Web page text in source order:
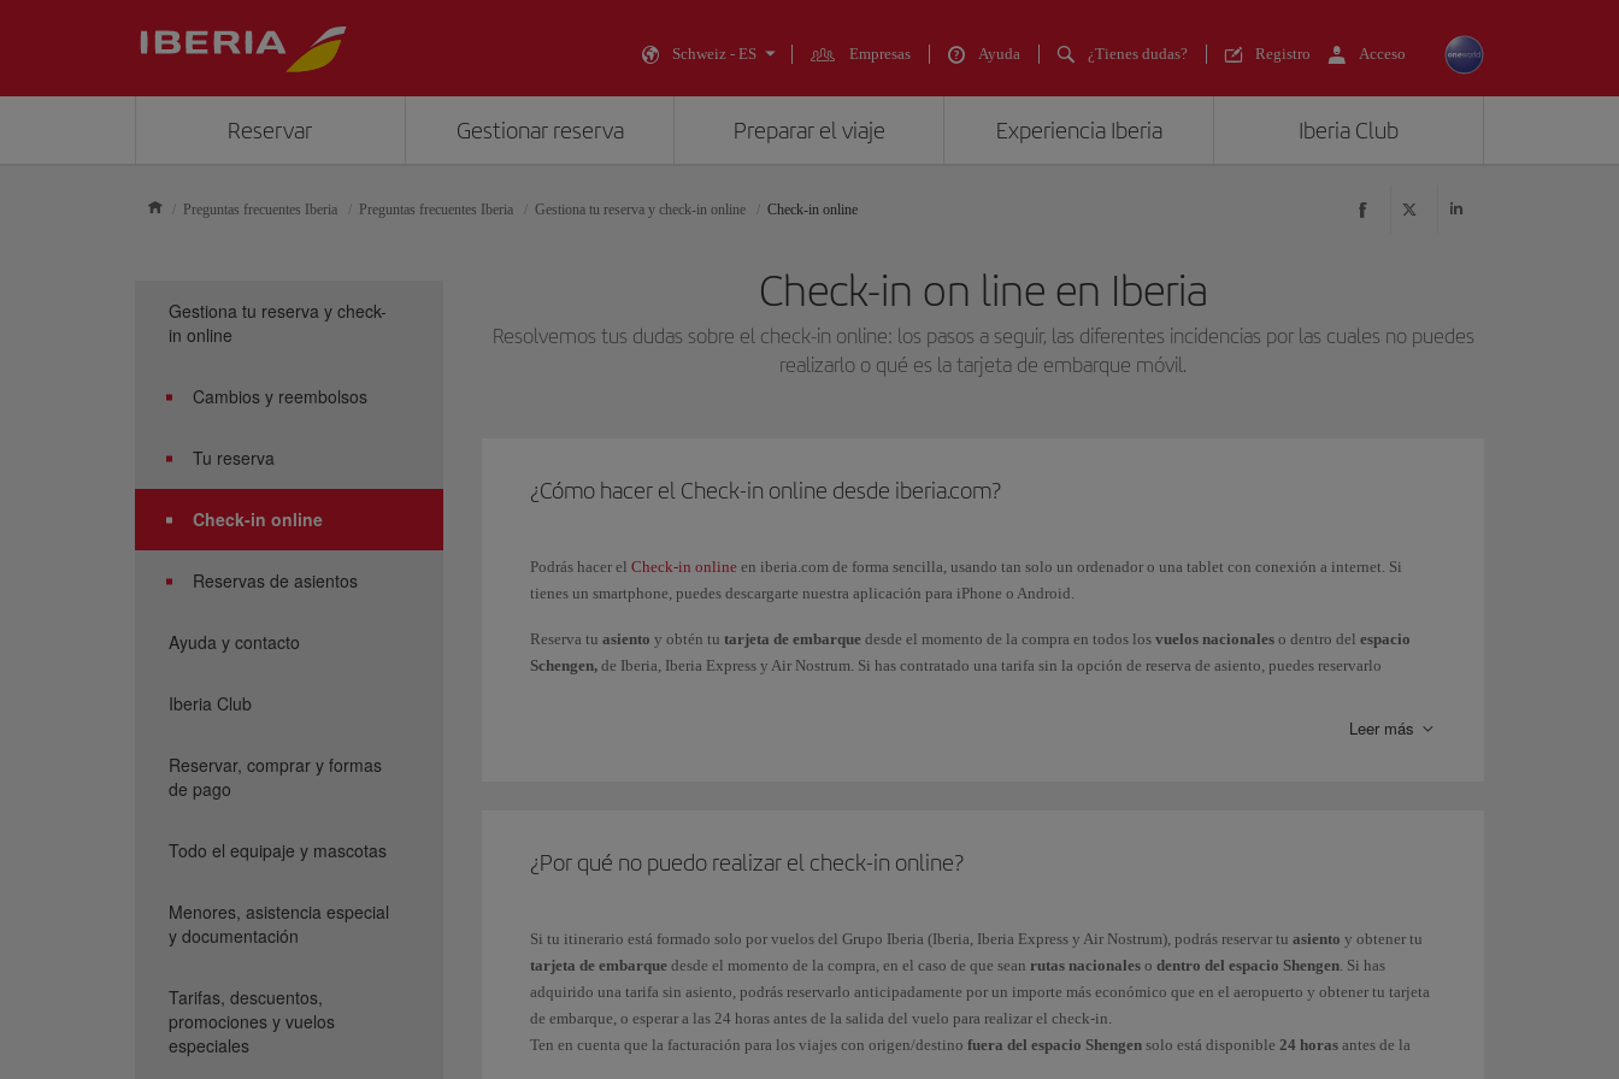
Schweiz - ES Empresas Ayuda ¿Tienes dudas? Registro Acceso
Reservar Gestionar reserva Preparar el viaje Experiencia Iberia Iberia Club
Preguntas frecuentes Iberia Preguntas frecuentes Iberia Gestiona tu reserva y check-in online Check-in online
Check-in on line en Iberia
Resolvemos tus dudas sobre el check-in online: los pasos a seguir, las diferentes incidencias por las cuales no puedes
realizarlo o qué es la tarjeta de embarque móvil.
¿Cómo hacer el Check-in online desde iberia.com?
Podrás hacer el Check-in online en iberia.com de forma sencilla, usando tan solo un ordenador o una tablet con conexión a internet. Si
tienes un smartphone, puedes descargarte nuestra aplicación para iPhone o Android.
Reserva tu asiento y obtén tu tarjeta de embarque desde el momento de la compra en todos los vuelos nacionales o dentro del espacio
Schengen, de Iberia, Iberia Express y Air Nostrum. Si has contratado una tarifa sin la opción de reserva de asiento, puedes reservarlo
que obtener directamente tu tarjeta de embarque allí. Recuerda que
minutos Caracas).
Haz el check-in online siguiendo estos pasos:
Leer más
¿Por qué no puedo realizar el check-in online?
Si tu itinerario está formado solo por vuelos del Grupo Iberia (Iberia, Iberia Express y Air Nostrum), podrás reservar tu asiento y obtener tu
tarjeta de embarque desde el momento de la compra, en el caso de que sean rutas nacionales o dentro del espacio Shengen. Si has
adquirido una tarifa sin asiento, podrás reservarlo anticipadamente por un importe más económico que en el aeropuerto y obtener tu tarjeta
de embarque, o esperar a las 24 horas antes de la salida del vuelo para realizar el check-in.
Ten en cuenta que la facturación para los viajes con origen/destino fuera del espacio Shengen solo está disponible 24 horas antes de la
Gestiona tu reserva y check-
in online
Cambios y reembolsos
Tu reserva
Check-in online
Reservas de asientos
Ayuda y contacto
Iberia Club
Reservar, comprar y formas
de pago
Todo el equipaje y mascotas
Menores, asistencia especial
y documentación
Tarifas, descuentos,
promociones y vuelos
especiales